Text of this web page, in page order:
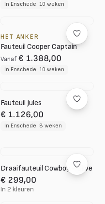
In Enschede: 10 weken
HET ANKER
Fauteuil Cooper Captain
Vanaf € 1.388,00
In Enschede: 10 weken
Fauteuil Jules
€ 1.126,00
In Enschede: 8 weken
Draaifauteuil Cowboy - Olive
€ 299,00
In 2 kleuren